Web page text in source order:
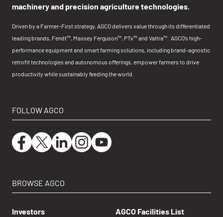
machinery and precision agriculture technologies.
Driven by a Farmer-First strategy, AGCO delivers value through its differentiated
leading brands, Fendt™, Massey Ferguson™, PTx™ and Valtra™. AGCO’s high-
performance equipment and smart farming solutions, including brand-agnostic
retrofit technologies and autonomous offerings, empower farmers to drive
productivity while sustainably feeding the world.
FOLLOW AGCO
BROWSE AGCO
Investors
AGCO Facilities List